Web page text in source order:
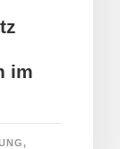
im
,